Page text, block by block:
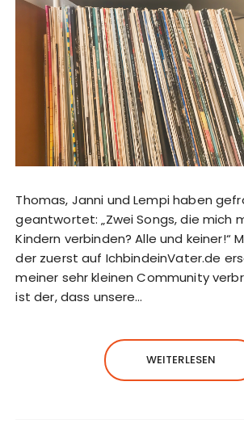
Thomas, Janni und Lempi haben
geantwortet: „Zwei Songs, die mich
Kindern verbinden? Alle und keiner!“
der zuerst auf IchbindeinVater.de
meiner sehr kleinen Community
ist der, dass unsere…
WEITERLESEN